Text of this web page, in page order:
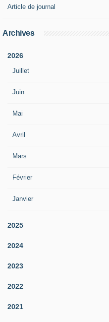
Article de journal
Archives
2026
Juillet
Juin
Mai
Avril
Mars
Février
Janvier
2025
2024
2023
2022
2021